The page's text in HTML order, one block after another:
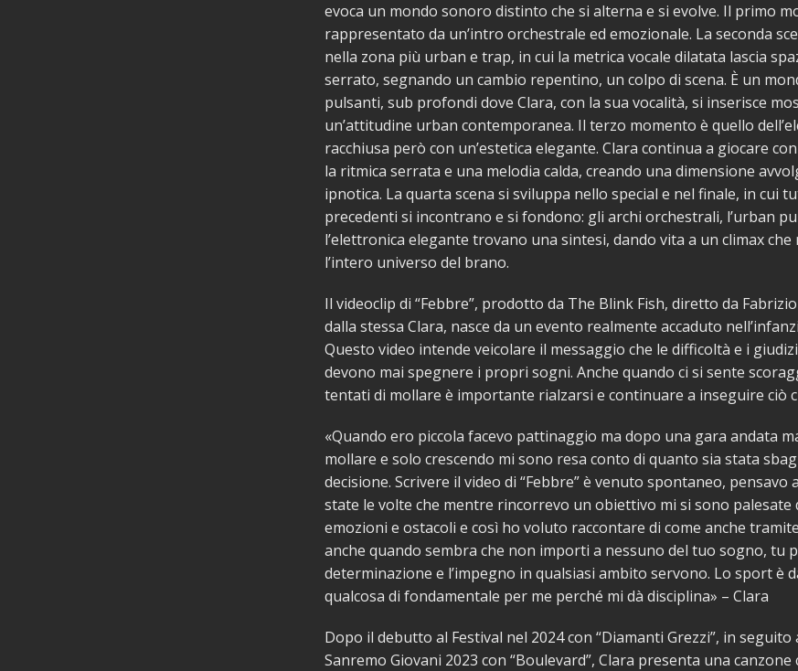
evoca un mondo sonoro distinto che si alterna e si evolve. Il primo
rappresentato da un’intro orchestrale ed emozionale. La seconda
nella zona più urban e trap, in cui la metrica vocale dilatata lascia
serrato, segnando un cambio repentino, un colpo di scena. È un
pulsanti, sub profondi dove Clara, con la sua vocalità, si inserisce
un’attitudine urban contemporanea. Il terzo momento è quello
racchiusa però con un’estetica elegante. Clara continua a giocare
la ritmica serrata e una melodia calda, creando una dimensione
ipnotica. La quarta scena si sviluppa nello special e nel finale, in cui
precedenti si incontrano e si fondono: gli archi orchestrali, l’urban
l’elettronica elegante trovano una sintesi, dando vita a un climax che
l’intero universo del brano.
Il videoclip di “Febbre”, prodotto da The Blink Fish, diretto da
dalla stessa Clara, nasce da un evento realmente accaduto
Questo video intende veicolare il messaggio che le difficoltà e i
devono mai spegnere i propri sogni. Anche quando ci si sente
tentati di mollare è importante rialzarsi e continuare a inseguire ciò
«Quando ero piccola facevo pattinaggio ma dopo una gara andata
mollare e solo crescendo mi sono resa conto di quanto sia stata
decisione. Scrivere il video di “Febbre” è venuto spontaneo, pensavo
state le volte che mentre rincorrevo un obiettivo mi si sono palesate
emozioni e ostacoli e così ho voluto raccontare di come anche
anche quando sembra che non importi a nessuno del tuo sogno, tu
determinazione e l’impegno in qualsiasi ambito servono. Lo sport è
qualcosa di fondamentale per me perché mi dà disciplina» – Clara
Dopo il debutto al Festival nel 2024 con “Diamanti Grezzi”, in
Sanremo Giovani 2023 con “Boulevard”, Clara presenta una canzone